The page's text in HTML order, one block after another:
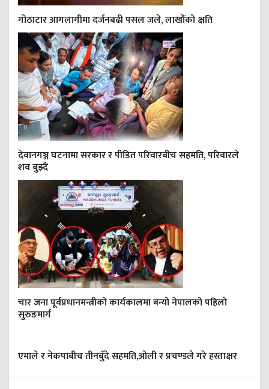
गोठाटार आगलागीमा दर्जनबढी पसल जले, लाखौंको क्षति
देवानगञ्ज घटनामा सरकार र पीडित परिवारबीच सहमति, परिवारले
शव बुझ्दैं
चार जना पूर्वप्रधानमन्त्रीको कार्यकालमा बन्यो नेपालको पहिलो
सुरुङमार्ग
एमाले र नेकपाबीच तीनबुँदे सहमति,ओली र प्रचण्डले गरे हस्ताक्षर